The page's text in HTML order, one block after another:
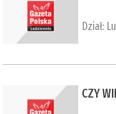
Dział:
CZY